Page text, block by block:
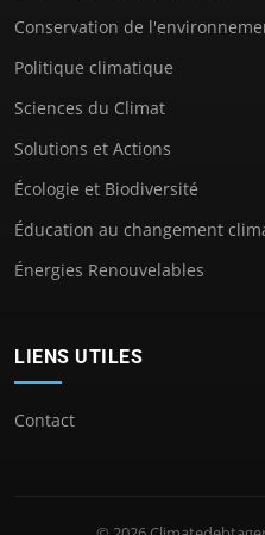
Conservation de
Politique climatique
Sciences du Climat
Solutions et Actions
Écologie et Biodiversité
Éducation au changement
Énergies Renouvelables
LIENS UTILES
Contact